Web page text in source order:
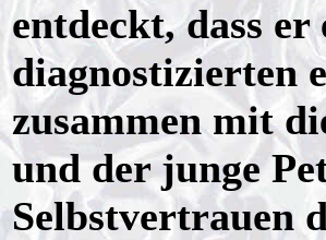
entdeckt, dass
diagnostizierten
zusammen mit
und der junge
Selbstvertrauen